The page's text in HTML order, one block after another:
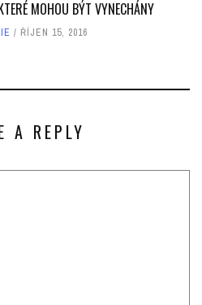
MOHOU BÝT VYNECHÁNY
ŘÍJEN 15, 2016
A REPLY